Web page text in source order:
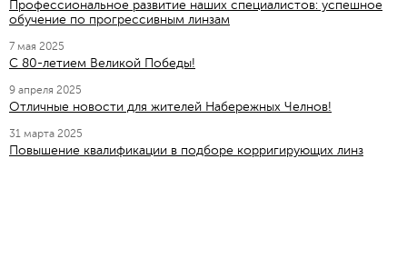
Профессиональное развитие наших специалистов: успешное
обучение по прогрессивным линзам
7 мая 2025
C 80-летием Великой Победы!
9 апреля 2025
Отличные новости для жителей Набережных Челнов!
31 марта 2025
Повышение квалификации в подборе корригирующих линз